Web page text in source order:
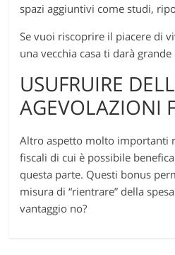
spazi aggiuntivi come studi,
Se vuoi riscoprire il piacere di
una vecchia casa ti darà
USUFRUIRE
AGEVOLAZIONI
Altro aspetto molto importanti
fiscali di cui è possibile
questa parte. Questi bonus
misura di “rientrare” della
vantaggio no?